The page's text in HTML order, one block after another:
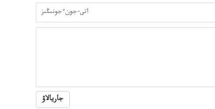
جاريالاۋ